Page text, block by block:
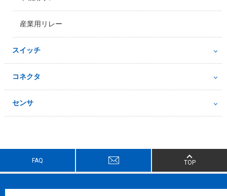
産業用リレー
スイッチ
コネクタ
センサ
FAQ TOP